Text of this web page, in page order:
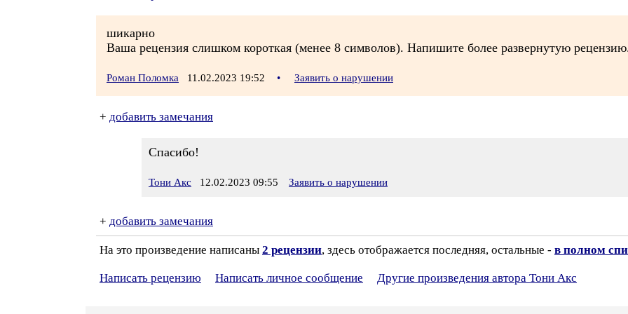
шикарно
Ваша рецензия слишком короткая (менее 8 символов). Напишите более развернутую
Роман Поломка 11.02.2023 19:52 • Заявить о нарушении
+ добавить замечания
Спасибо!
Тони Акс 12.02.2023 09:55 Заявить о нарушении
+ добавить замечания
На это произведение написаны 2 рецензии, здесь отображается последняя, остальные - в полном
Написать рецензию Написать личное сообщение Другие произведения автора Тони Акс